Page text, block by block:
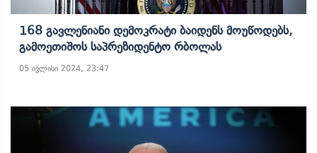
168 Გავლენიანი Დემოკრატი Ბაიდენს Მოუწოდებს,
Გამოეთიშოს Საპრეზიდენტო Რბოლას
05 ივლისი 2024, 23:47